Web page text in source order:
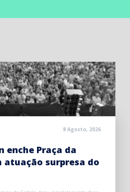
8 Agosto, 2026
enche Praça da
atuação surpresa do